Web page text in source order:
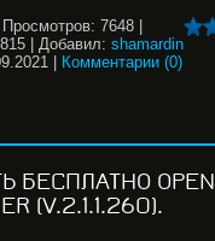
Просмотров: 7648
Добавил: shamardin
Комментарии (0)
БЕСПЛАТНО OPEN
(V.2.1.1.260).